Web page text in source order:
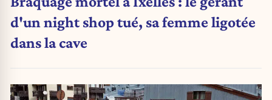
d'un night shop tué, sa femme ligotée
dans la cave